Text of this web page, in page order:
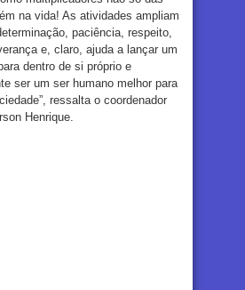
na vida! As atividades ampliam
paciência, respeito,
e, claro, ajuda a lançar um
dentro de si próprio e
ser um ser humano melhor para
ressalta o coordenador
Henrique.